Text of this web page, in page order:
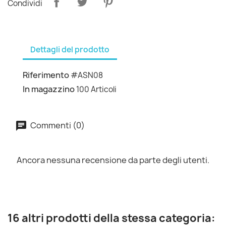
Condividi
Dettagli del prodotto
Riferimento#ASN08
In magazzino100 Articoli
Commenti (0)
Ancora nessuna recensione da parte degli utenti.
16 altri prodotti della stessa categoria: